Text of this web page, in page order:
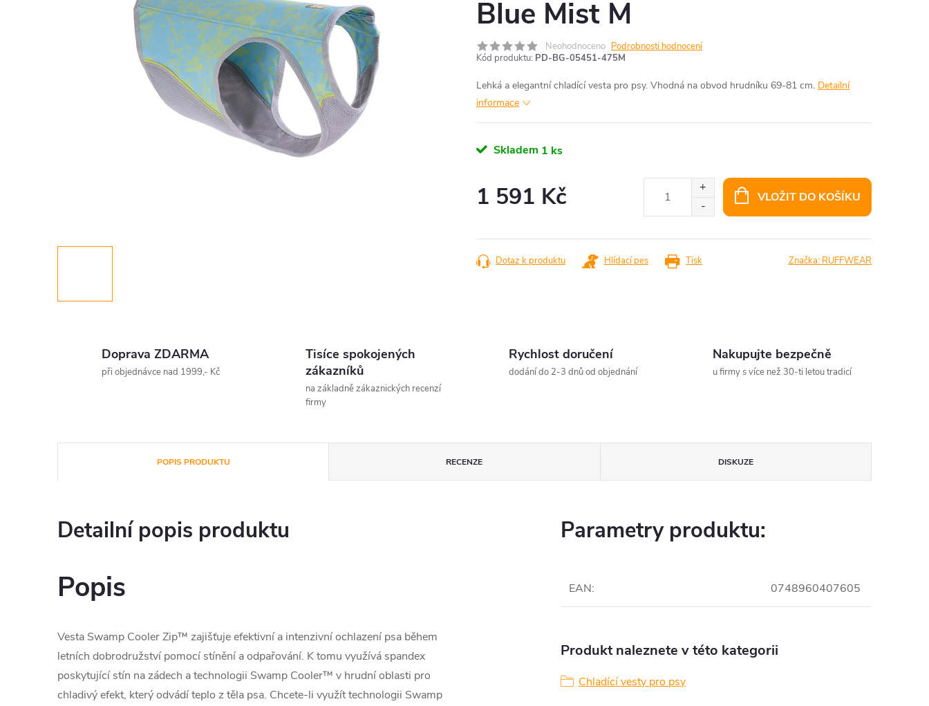
Blue Mist M
Neohodnoceno Podrobnosti hodnocení
Kód produktu: PD-BG-05451-475M
Lehká a elegantní chladící vesta pro psy. Vhodná na obvod hrudníku 69-81 cm. Detailní
informace
Skladem 1 ks
1 591 Kč VLOŽIT DO KOŠÍKU
Tisk
Dotaz k produktu Hlídací pes Značka: RUFFWEAR
Doprava ZDARMA
při objednávce nad 1999,- Kč
Tisíce spokojených
zákazníků
na základně zákaznických recenzí
firmy
Rychlost doručení
dodání do 2-3 dnů od objednání
Nakupujte bezpečně
u firmy s více než 30-ti letou tradicí
POPIS PRODUKTU RECENZE DISKUZE
Detailní popis produktu
Popis
Vesta Swamp Cooler Zip™ zajišťuje efektivní a intenzivní ochlazení psa během
letních dobrodružství pomocí stínění a odpařování. K tomu využívá spandex
poskytující stín na zádech a technologii Swamp Cooler™ v hrudní oblasti pro
chladivý efekt, který odvádí teplo z těla psa. Chcete-li využít technologii Swamp
Parametry produktu:
EAN: 0748960407605
Produkt naleznete v této kategorii
Chladící vesty pro psy